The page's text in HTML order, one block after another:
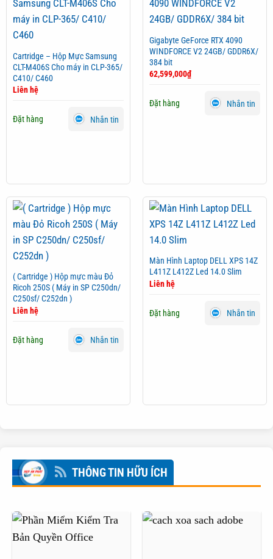
Cartridge – Hộp Mực Samsung
CLT-M406S Cho máy in CLP-365/
C410/ C460
Liên hệ
Đặt hàng Nhắn tin
Gigabyte GeForce RTX 4090
WINDFORCE V2 24GB/ GDDR6X/
384 bit
62,599,000₫
Đặt hàng Nhắn tin
( Cartridge ) Hộp mực màu Đỏ
Ricoh 250S ( Máy in SP C250dn/
C250sf/ C252dn )
Liên hệ
Đặt hàng Nhắn tin
Màn Hình Laptop DELL XPS 14Z
L411Z L412Z Led 14.0 Slim
Liên hệ
Đặt hàng Nhắn tin
THÔNG TIN HỮU ÍCH